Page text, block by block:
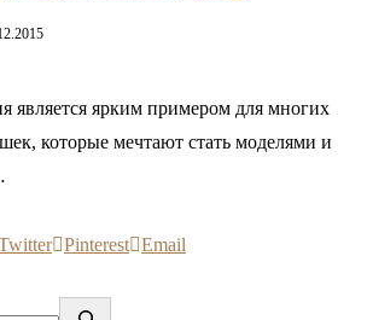
является ярким примером для многих
которые мечтают стать моделями и
Pinterest Email